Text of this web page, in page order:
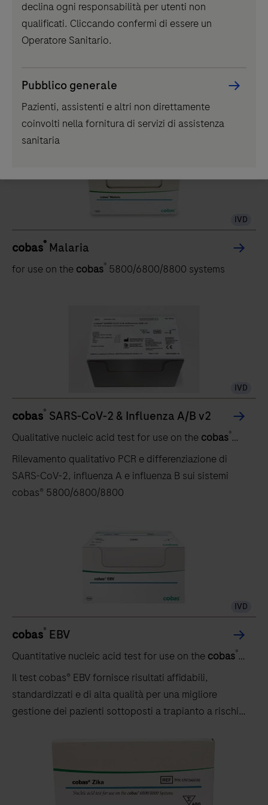
Elecsys ®
rilevazione qualitativa in vitro della risposta
immunitaria mediata da cellule T all'infezione da
Mycobacterium tuberculosis
IVD
cobas® Malaria
for use on the cobas® 5800/6800/8800 systems
IVD
cobas® SARS-CoV-2 & Influenza A/B v2
Qualitative nucleic acid test for use on the cobas®
5800/6800/8800 systems
Rilevamento qualitativo PCR e differenziazione di
SARS-CoV-2, influenza A e influenza B sui sistemi
cobas® 5800/6800/8800
IVD
cobas® EBV
Quantitative nucleic acid test for use on the cobas®
5800/6800/8800 systems
Il test cobas® EBV fornisce risultati affidabili,
standardizzati e di alta qualità per una migliore
gestione dei pazienti sottoposti a trapianto a rischio
declina ogni responsabilità per utenti non
qualificati. Cliccando confermi di essere un
Operatore Sanitario.
Pubblico generale
Pazienti, assistenti e altri non direttamente
coinvolti nella fornitura di servizi di assistenza
sanitaria